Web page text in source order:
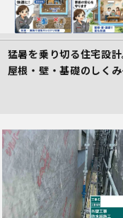
猛暑を乗り切る住宅設計
屋根・壁・基礎のしくみ